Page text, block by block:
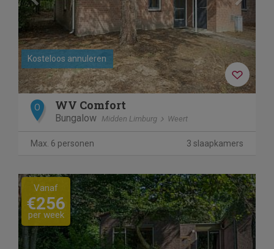
Kosteloos annuleren
O WV Comfort
Bungalow Midden Limburg Weert
Max. 6 personen 3 slaapkamers
Previous Next
Vanaf
€256
per week